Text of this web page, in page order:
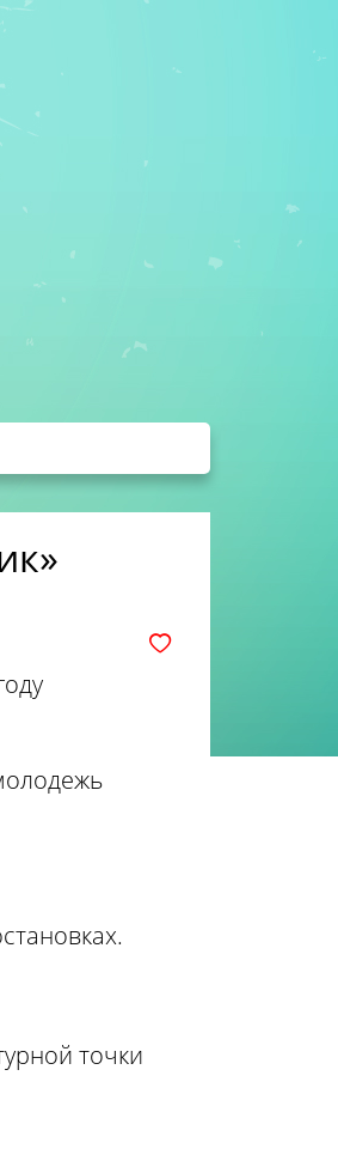
точки